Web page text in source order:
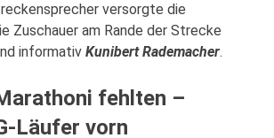
versorgte die
Zuschauer am Rande der Strecke
informativKunibert Rademacher.
fehlten –
Läufer vorn